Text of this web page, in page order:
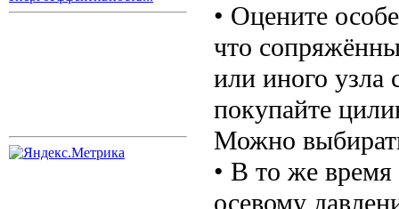
• Оцените
что
или иного узла
покупайте
Можно
• В то же время
осевому